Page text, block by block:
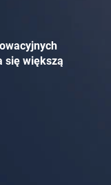
się większą